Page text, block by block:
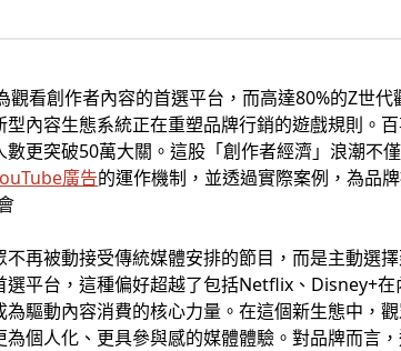
看創作者內容的首選平台，而高達80%的Z世
內容生態系統正在重塑品牌行銷的遊戲規則。
更突破50萬大關。這股「創作者經濟」浪潮不
廣告的運作機制，並透過實際案例，為品
再被動接受傳統媒體安排的節目，而是主動選
平台，這種偏好超越了包括Netflix、Disney+
驅動內容消費的核心力量。在這個新生態中，
個人化、更具參與感的媒體體驗。對品牌而言